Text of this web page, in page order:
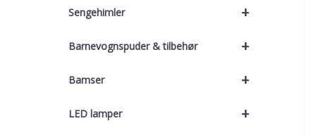
+
Sengehimler
+
Barnevognspuder & tilbehør
+
Bamser
+
LED lamper